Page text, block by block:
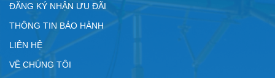
ĐĂNG KÝ NHẬN ƯU ĐÃI
THÔNG TIN BẢO HÀNH
LIÊN HỆ
VỀ CHÚNG TÔI